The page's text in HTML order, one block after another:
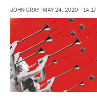
JOHN GRAY | MAY 24, 2020 - 14:17